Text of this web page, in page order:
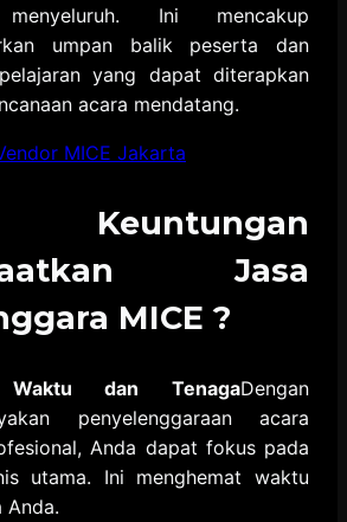
Ini mencakup
umpan balik peserta dan
yang dapat diterapkan
acara mendatang.
MICE Jakarta
Jasa
MICE ?
Waktu dan TenagaDengan
penyelenggaraan acara
Anda dapat fokus pada
utama. Ini menghemat waktu
Anda.